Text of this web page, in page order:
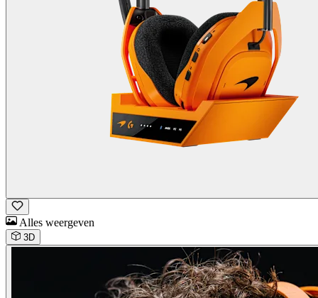
Alles weergeven
3D